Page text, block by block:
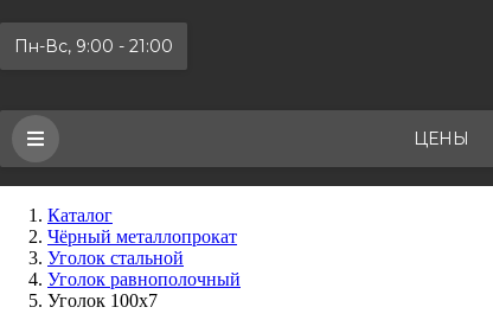
Пн-Вс, 9:00 - 21:00
ЦЕНЫ
Каталог
Чёрный металлопрокат
Уголок стальной
Уголок равнополочный
Уголок 100х7